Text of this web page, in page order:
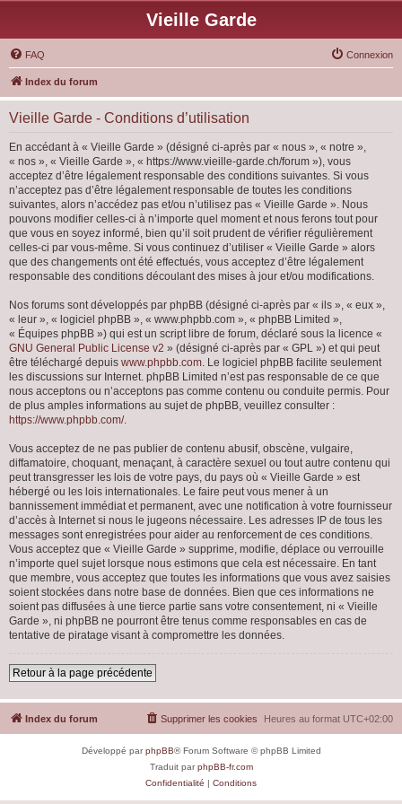
Vieille Garde
FAQ Connexion
Index du forum
Vieille Garde - Conditions d’utilisation
En accédant à « Vieille Garde » (désigné ci-après par « nous », « notre »,
« nos », « Vieille Garde », « https://www.vieille-garde.ch/forum »), vous
acceptez d’être légalement responsable des conditions suivantes. Si vous
n’acceptez pas d’être légalement responsable de toutes les conditions
suivantes, alors n’accédez pas et/ou n’utilisez pas « Vieille Garde ». Nous
pouvons modifier celles-ci à n’importe quel moment et nous ferons tout pour
que vous en soyez informé, bien qu’il soit prudent de vérifier régulièrement
celles-ci par vous-même. Si vous continuez d’utiliser « Vieille Garde » alors
que des changements ont été effectués, vous acceptez d’être légalement
responsable des conditions découlant des mises à jour et/ou modifications.
Nos forums sont développés par phpBB (désigné ci-après par « ils », « eux »,
« leur », « logiciel phpBB », « www.phpbb.com », « phpBB Limited »,
« Équipes phpBB ») qui est un script libre de forum, déclaré sous la licence «
GNU General Public License v2 » (désigné ci-après par « GPL ») et qui peut
être téléchargé depuis www.phpbb.com. Le logiciel phpBB facilite seulement
les discussions sur Internet. phpBB Limited n’est pas responsable de ce que
nous acceptons ou n’acceptons pas comme contenu ou conduite permis. Pour
de plus amples informations au sujet de phpBB, veuillez consulter :
https://www.phpbb.com/.
Vous acceptez de ne pas publier de contenu abusif, obscène, vulgaire,
diffamatoire, choquant, menaçant, à caractère sexuel ou tout autre contenu qui
peut transgresser les lois de votre pays, du pays où « Vieille Garde » est
hébergé ou les lois internationales. Le faire peut vous mener à un
bannissement immédiat et permanent, avec une notification à votre fournisseur
d’accès à Internet si nous le jugeons nécessaire. Les adresses IP de tous les
messages sont enregistrées pour aider au renforcement de ces conditions.
Vous acceptez que « Vieille Garde » supprime, modifie, déplace ou verrouille
n’importe quel sujet lorsque nous estimons que cela est nécessaire. En tant
que membre, vous acceptez que toutes les informations que vous avez saisies
soient stockées dans notre base de données. Bien que ces informations ne
soient pas diffusées à une tierce partie sans votre consentement, ni « Vieille
Garde », ni phpBB ne pourront être tenus comme responsables en cas de
tentative de piratage visant à compromettre les données.
Retour à la page précédente
Index du forum Heures au format UTC+02:00
Supprimer les cookies
Développé parphpBB® Forum Software © phpBB Limited
Traduit parphpBB-fr.com
Confidentialité | Conditions